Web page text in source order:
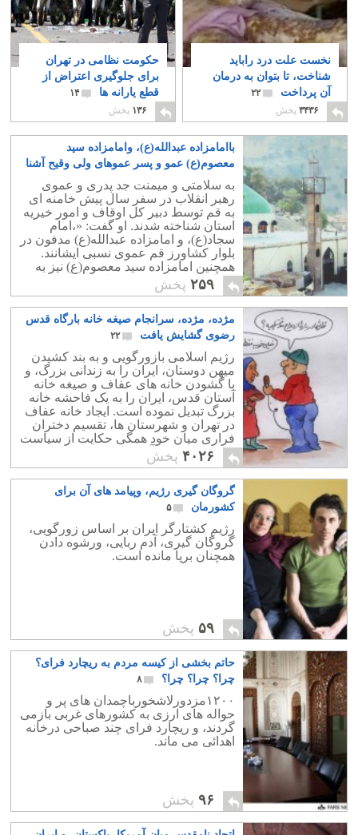
نخست علت درد راباید
شناخت، تا بتوان به درمان
آن پرداخت
۲۲
۳۴۳۶ پخش
حکومت نظامی در تهران
برای جلوگیری اعتراض از
قطع یارانه ها
۱۴
۱۳۶ پخش
باامامزاده عبدالله(ع)، وامامزاده سید
معصوم(ع) عمو و پسر عموهای ولی وقیح آشنا
به سلامتی و میمنت جد پدری و عموی
رهبر انقلاب در سفر سال پیش خامنه ای
به قم توسط دبیر کل اوقاف و امور خیریه
استان شناخته شدند. او گفت: «،امام
سجاد(ع)، و امامزاده عبدالله(ع) مدفون در
بلوار کشاورز قم عموی نسبی ایشانند.
همچنین امامزاده سید معصوم(ع) نیز به
عنوان پسر عموی نسبی اشان به شمار
می‌آیند».
۲۵۹ پخش
مژده، مژده، سرانجام صیغه خانه بارگاه قدس
رضوی گشایش یافت
۲۲
رژیم اسلامی بازورگویی و به بند کشیدن
میهن دوستان، ایران را به زندانی بزرگ، و
با گشودن خانه های عفاف و صیغه خانه
آستان قدس، ایران را به یک فاحشه خانه
بزرگ تبدیل نموده است. ایجاد خانه عفاف
در تهران و شهرستان ها، تقسیم دختران
فراری میان خود همگی حکایت از سیاست
کثیف زیر شکم آخوند است.
۴۰۲۶ پخش
گروگان گیری رژیم، وپیامد های آن برای
کشورمان
۵
رژیم کشتارگر ایران بر اساس زورگویی،
گروگان گیری، آدم ربایی، ورشوه دادن
همچنان برپا مانده است.
۵۹ پخش
حاتم بخشی از کیسه مردم به ریچارد فرای؟
چرا؟ چرا؟ چرا؟
۸
۱۲۰۰مزدورلاشخورباچمدان های پر و
حواله های ارزی به کشورهای غربی بازمی
گردند، و ریچارد فرای چند صباحی درخانه
اهدائی می ماند.
۹۶ پخش